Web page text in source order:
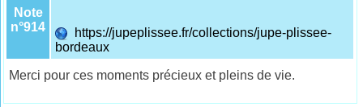
Note
n°914
https://jupeplissee.fr/collections/jupe-plissee-
bordeaux
Merci pour ces moments précieux et pleins de vie.